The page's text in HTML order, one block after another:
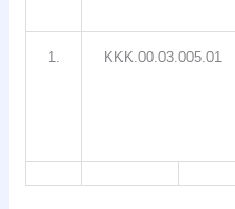
1. KKK.00.03.005.01